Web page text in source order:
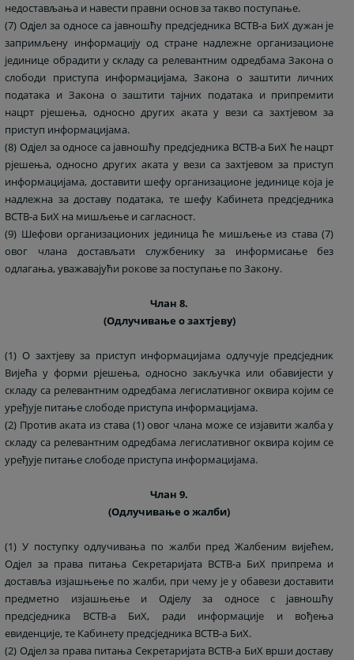
недостављања и навести правни основ за такво поступање.
(7) Одјел за односе са јавношћу предсједника ВСТВ-а БиХ дужан је
запримљену информацију од стране надлежне организационе
јединице обрадити у складу са релевантним одредбама Закона о
слободи приступа информацијама, Закона о заштити личних
података и Закона о заштити тајних података и припремити
нацрт рјешења, односно других аката у вези са захтјевом за
приступ информацијама.
(8) Одјел за односе са јавношћу предсједника ВСТВ-а БиХ ће нацрт
рјешења, односно других аката у вези са захтјевом за приступ
информацијама, доставити шефу организационе јединице која је
надлежна за доставу података, те шефу Кабинета предсједника
ВСТВ-а БиХ на мишљење и сагласност.
(9) Шефови организационих јединица ће мишљење из става (7)
овог члана достављати службенику за информисање без
одлагања, уважавајући рокове за поступање по Закону.
Члан 8.
(Одлучивање о захтјеву)
(1) О захтјеву за приступ информацијама одлучује предсједник
Вијећа у форми рјешења, односно закључка или обавијести у
складу са релевантним одредбама легислативног оквира којим се
уређује питање слободе приступа информацијама.
(2) Против аката из става (1) овог члана може се изјавити жалба у
складу са релевантним одредбама легислативног оквира којим се
уређује питање слободе приступа информацијама.
Члан 9.
(Одлучивање о жалби)
(1) У поступку одлучивања по жалби пред Жалбеним вијећем,
Одјел за права питања Секретаријата ВСТВ-а БиХ припрема и
доставља изјашњење по жалби, при чему је у обавези доставити
предметно изјашњење и Одјелу за односе с јавношћу
предсједника ВСТВ-а БиХ, ради информације и вођења
евиденције, те Кабинету предсједника ВСТВ-а БиХ.
(2) Одјел за права питања Секретаријата ВСТВ-а БиХ врши доставу